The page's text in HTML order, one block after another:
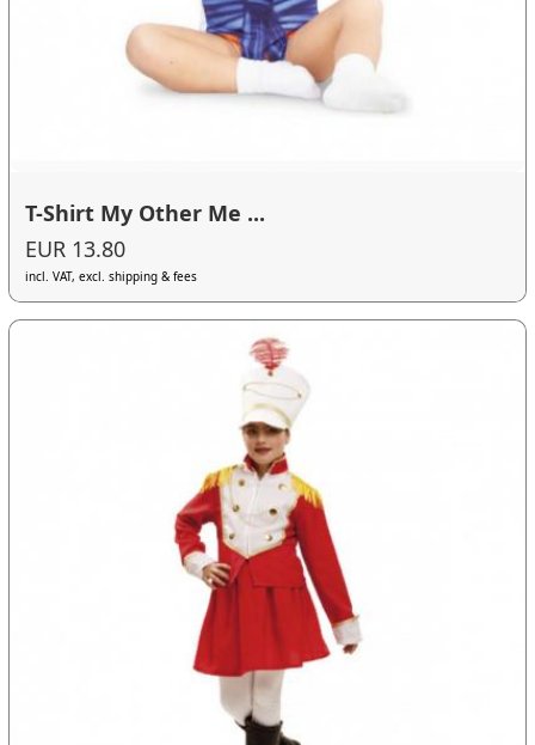
T-Shirt My Other Me ...
EUR 13.80
incl. VAT, excl. shipping & fees